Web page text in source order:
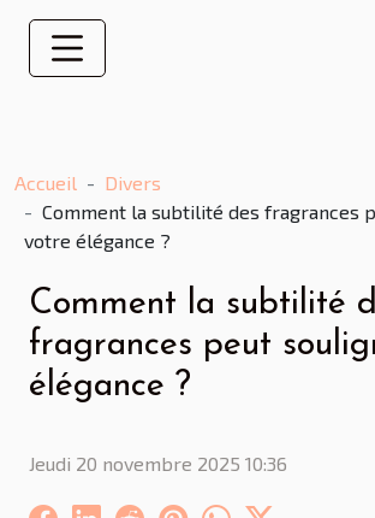
Accueil
Divers
Comment la subtilité des fragrances
votre élégance ?
Comment la subtilité
fragrances peut
élégance ?
Jeudi 20 novembre 2025 10:36